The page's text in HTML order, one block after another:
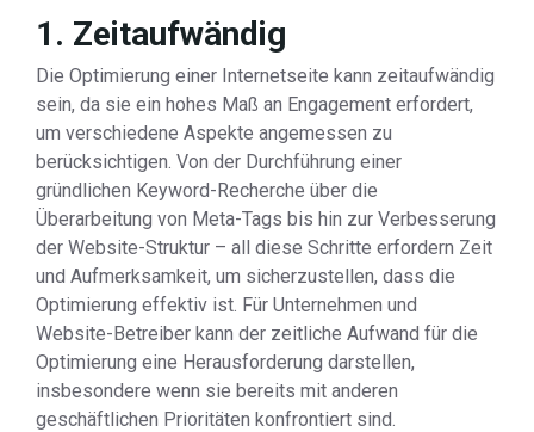
1. Zeitaufwändig
Die Optimierung einer Internetseite kann zeitaufwändig
sein, da sie ein hohes Maß an Engagement erfordert,
um verschiedene Aspekte angemessen zu
berücksichtigen. Von der Durchführung einer
gründlichen Keyword-Recherche über die
Überarbeitung von Meta-Tags bis hin zur Verbesserung
der Website-Struktur – all diese Schritte erfordern Zeit
und Aufmerksamkeit, um sicherzustellen, dass die
Optimierung effektiv ist. Für Unternehmen und
Website-Betreiber kann der zeitliche Aufwand für die
Optimierung eine Herausforderung darstellen,
insbesondere wenn sie bereits mit anderen
geschäftlichen Prioritäten konfrontiert sind.